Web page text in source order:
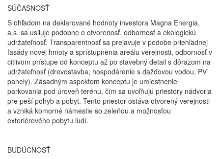
SÚČASNOSŤ
S ohľadom na deklarované hodnoty investora Magna Energia,
a.s. sa usiluje podobne o otvorenosť, odbornosť a ekologickú
udržateľnosť. Transparentnosť sa prejavuje v podobe priehľadnej
fasády novej hmoty a sprístupnenia areálu verejnosti, odbornosť v
citlivom prístupe od konceptu až po stavebný detail s dôrazom na
udržateľnosť (drevostavba, hospodárenie s dažďovou vodou, PV
panely). Zásadným aspektom konceptu je umiestnenie
parkovania pod úroveň terénu, čím sa uvoľňujú priestory nádvoria
pre peší pohyb a pobyt. Tento priestor ostáva otvorený verejnosti
a vzniká komorné námestie so zeleňou a možnosťou
exteriérového pobytu ľudí.
BUDÚCNOSŤ